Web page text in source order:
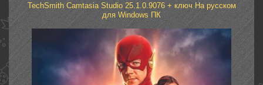
TechSmith Camtasia Studio 25.1.0.9076 + ключ На русском
для Windows ПК